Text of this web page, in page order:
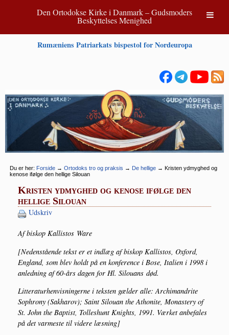
Den Ortodokse Kirke i Danmark – Gudsmoders
Beskyttelses Menighed
Rumæniens Patriarkats bispestol for Nordeuropa
Du er her: Forside → Ortodoks tro og praksis → De hellige → Kristen ydmyghed og
kenose ifølge den hellige Silouan
Kristen ydmyghed og kenose ifølge den
hellige Silouan
Udskriv
Af biskop Kal­li­stos Ware
[Neden­stå­en­de tekst er et ind­læg af biskop Kal­li­stos, Oxford,
Eng­land, som blev holdt på en kon­fe­ren­ce i Bose, Ita­li­en i 1998 i
anled­ning af 60-års dagen for Hl. Silou­ans død.
Lit­te­ra­tur­hen­vis­nin­ger­ne i tek­sten gæl­der alle: Archi­man­dri­te
Sop­hro­ny (Sak­ha­rov); Saint Silou­an the Atho­ni­te, Mona­ste­ry of
St. John the Bap­tist, Tol­les­hunt Knights, 1991. Vær­ket anbe­fa­les
på det var­me­ste til vide­re læsning]